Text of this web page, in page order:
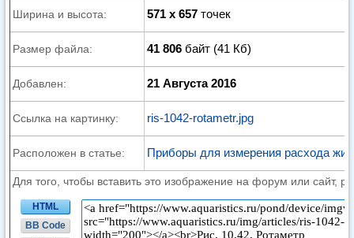
Ширина и высота: 571 x 657 точек
Размер файла: 41 806 байт (41 Кб)
Добавлен: 21 Августа 2016
Ссылка на картинку: ris-1042-rotametr.jpg
Расположен в статье: Приборы для измерения расхода
Для того, чтобы вставить это изображение на форум или сайт,
HTML
BB Code